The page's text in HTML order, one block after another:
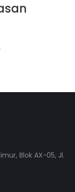
Blok AX-05, Jl.